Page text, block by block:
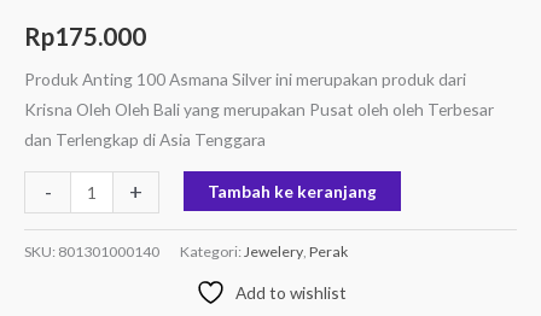
Rp175.000
Produk Anting 100 Asmana Silver ini merupakan produk dari
Krisna Oleh Oleh Bali yang merupakan Pusat oleh oleh Terbesar
dan Terlengkap di Asia Tenggara
- + Tambah ke keranjang
SKU: 801301000140 Kategori: Jewelery Perak
Add to wishlist